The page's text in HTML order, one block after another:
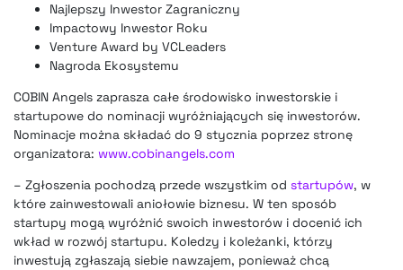
Najlepszy Inwestor Zagraniczny
Impactowy Inwestor Roku
Venture Award by VCLeaders
Nagroda Ekosystemu
COBIN Angels zaprasza całe środowisko inwestorskie i
startupowe do nominacji wyróżniających się inwestorów.
Nominacje można składać do 9 stycznia poprzez stronę
organizatora: www.cobinangels.com
– Zgłoszenia pochodzą przede wszystkim od startupów, w
które zainwestowali aniołowie biznesu. W ten sposób
startupy mogą wyróżnić swoich inwestorów i docenić ich
wkład w rozwój startupu. Koledzy i koleżanki, którzy
inwestują zgłaszają siebie nawzajem, ponieważ chcą